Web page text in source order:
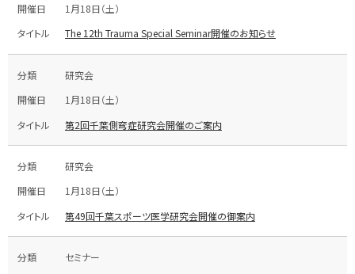
1月18日（土）
The 12th Trauma Special Seminar開催のお知らせ
研究会
1月18日（土）
第2回千葉側弯症研究会開催のご案内
研究会
1月18日（土）
第49回千葉スポーツ医学研究会開催の御案内
セミナー